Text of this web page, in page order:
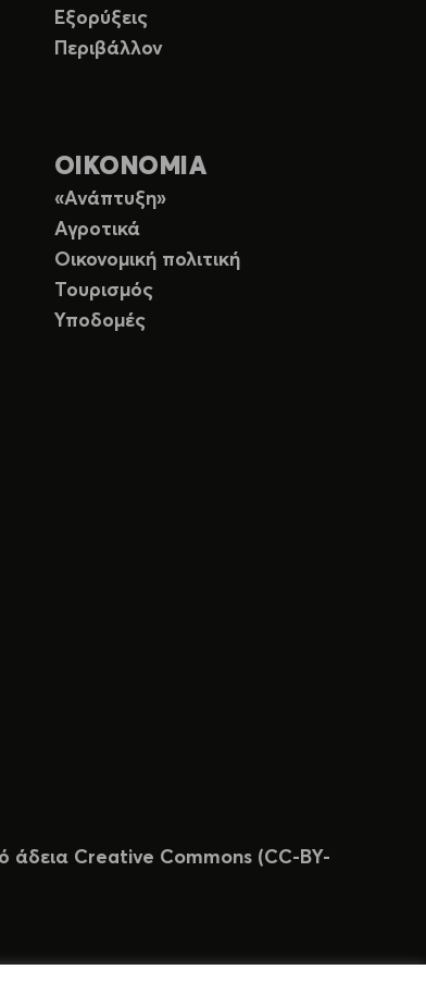
Εξορύξεις
Περιβάλλον
ΟΙΚΟΝΟΜΙΑ
«Ανάπτυξη»
Αγροτικά
Οικονομική πολιτική
Τουρισμός
Υποδομές
άδεια Creative Commons (CC-BY-